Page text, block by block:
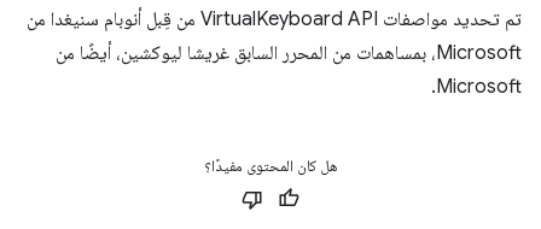
تم تحديد مواصفات VirtualKeyboard API من قِبل أنوبام سنيغدا من
Microsoft، بمساهمات من المحرر السابق غريشا ليوكشين، أيضًا من
Microsoft.
هل كان المحتوى مفيدًا؟